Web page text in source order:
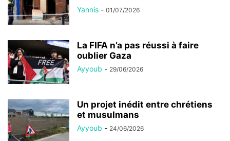
Yannis - 01/07/2026
La FIFA n’a pas réussi à faire
oublier Gaza
Ayyoub - 29/06/2026
Un projet inédit entre chrétiens
et musulmans
Ayyoub - 24/06/2026